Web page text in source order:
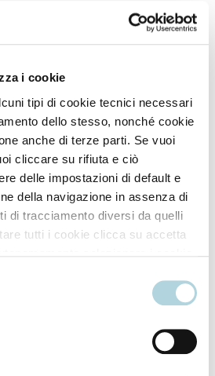
i cookie
tipi di cookie tecnici necessari
dello stesso, nonché cookie
anche di terze parti. Se vuoi
cliccare su rifiuta e ciò
delle impostazioni di default e
della navigazione in assenza di
di tracciamento diversi da quelli
tutti i cookie clicca su accetta
soft and
apply to damp hair, leave on for a
thoroughly.